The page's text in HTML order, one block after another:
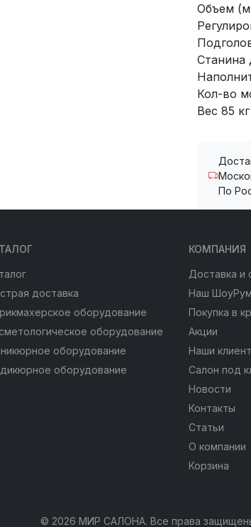
Объем
Станина
Кол-во
Вес 85 кг
По
доставка
оборудование
оборудование
оборудование
оборудование
КОМПАНИЯ
Доставка и
Наш ШоуРум
Покупка в
Акции
Наши
Салон под
Новости
Контакты
Статьи
О компании
Корзина
© 2026 МИР САЛОНА. Все права